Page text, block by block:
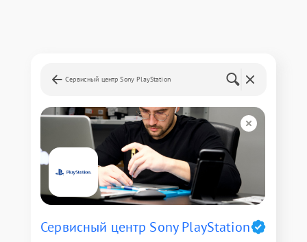
Сервисный центр Sony PlayStation
Сервисный центр Sony PlayStation